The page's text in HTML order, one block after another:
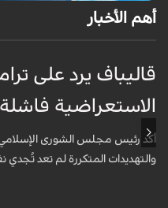
أهم الأخبار
قاليباف يرد على
الاستعراضية فاشلة
أكد رئيس مجلس الشورى الإسلامي
والتهديدات المتكررة لم تعد تُجدي